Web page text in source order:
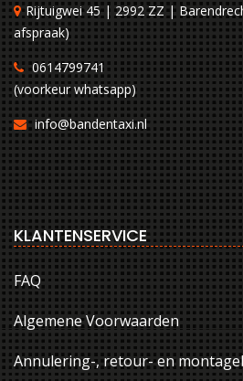
Rijtuigwei 45 | 2992 ZZ |
afspraak)
0614799741
(voorkeur whatsapp)
info@bandentaxi.nl
KLANTENSERVICE
FAQ
Algemene Voorwaarden
Annulering-, retour- en